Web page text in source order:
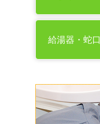
給湯器・蛇口